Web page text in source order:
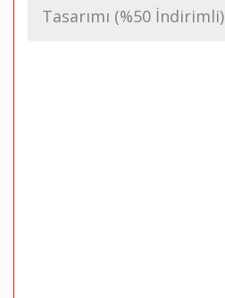
Tasarımı (%50 İndirimli)